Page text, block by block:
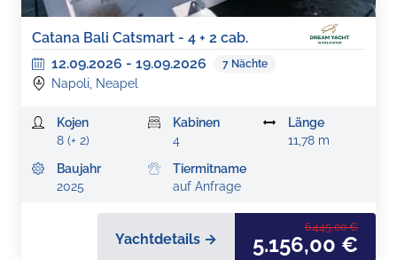
Catana Bali Catsmart - 4 + 2 cab.
12.09.2026 - 19.09.2026 7 Nächte
Napoli, Neapel
Kojen
8 (+ 2)
Kabinen
4
Länge
11,78 m
Baujahr
2025
Tiermitname
auf Anfrage
Yachtdetails →
6.445,00 €
5.156,00 €